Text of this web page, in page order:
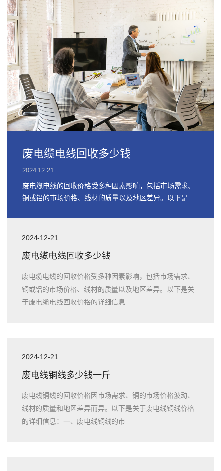
废电缆电线回收多少钱
2024-12-21
废电缆电线的回收价格受多种因素影响，包括市场需求、
铜或铝的市场价格、线材的质量以及地区差异。以下是关
2024-12-21
废电缆电线回收多少钱
废电缆电线的回收价格受多种因素影响，包括市场需求、
铜或铝的市场价格、线材的质量以及地区差异。以下是关
于废电缆电线回收价格的详细信息
2024-12-21
废电线铜线多少钱一斤
废电线铜线的回收价格因市场需求、铜的市场价格波动、
线材的质量和地区差异而异。以下是关于废电线铜线价格
的详细信息：一、废电线铜线的市